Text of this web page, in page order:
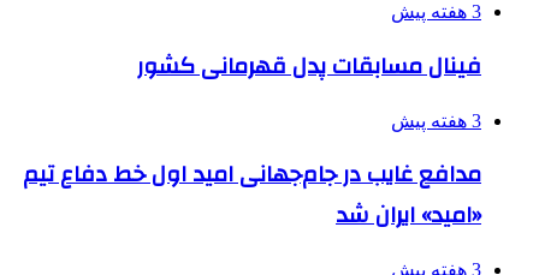
3 هفته پیش
فینال مسابقات پدل قهرمانی کشور
3 هفته پیش
مدافع غایب در جام‌جهانی امید اول خط دفاع تیم
«امید» ایران شد
3 هفته پیش